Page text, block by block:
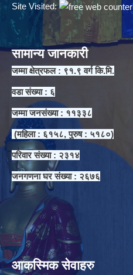
Site Visited:
सामान्य जानकारी
जम्मा क्षेत्रफल : ९१.९ वर्ग कि.मि.
वडा संख्या : ६
जम्मा जनसंख्या : ११३३८
(महिला : ६१५८, पुरुष : ५१८०)
परिवार संख्या : २३१४
जनगणना घर संख्या : २६७६
आकस्मिक सेवाहरु